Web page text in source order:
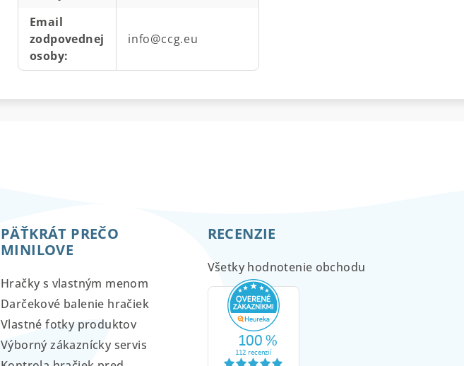
Email
zodpovednej
osoby:
info@ccg.eu
PÄŤKRÁT PREČO
MINILOVE
Hračky s vlastným menom
Darčekové balenie hračiek
Vlastné fotky produktov
Výborný zákaznícky servis
RECENZIE
Všetky hodnotenie obchodu